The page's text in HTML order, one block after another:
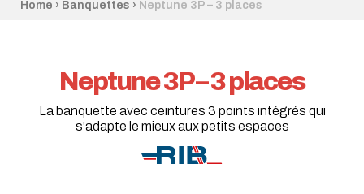
Home › Banquettes › Neptune 3P – 3 places
Neptune 3P – 3 places
La banquette avec ceintures 3 points intégrés qui
s’adapte le mieux aux petits espaces